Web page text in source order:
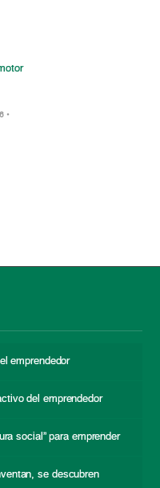
•
emprendedor
del emprendedor
social” para emprender
se descubren